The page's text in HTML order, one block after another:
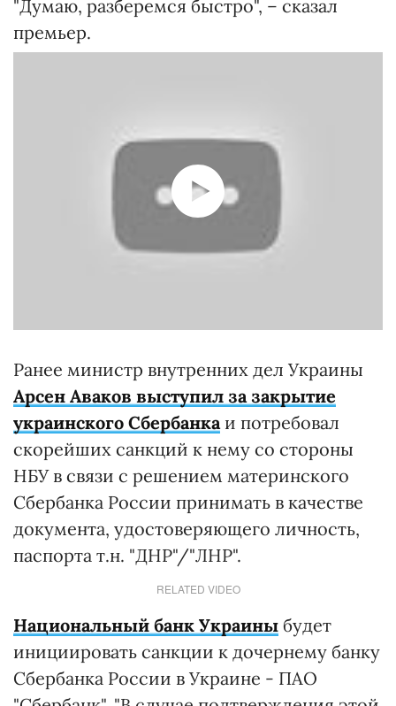
"Думаю, разберемся быстро", – сказал
премьер.
Ранее министр внутренних дел Украины
Арсен Аваков выступил за закрытие
украинского Сбербанка и потребовал
скорейших санкций к нему со стороны
НБУ в связи с решением материнского
Сбербанка России принимать в качестве
документа, удостоверяющего личность,
паспорта т.н. "ДНР"/"ЛНР".
RELATED VIDEO
Национальный банк Украины будет
инициировать санкции к дочернему банку
Сбербанка России в Украине - ПАО